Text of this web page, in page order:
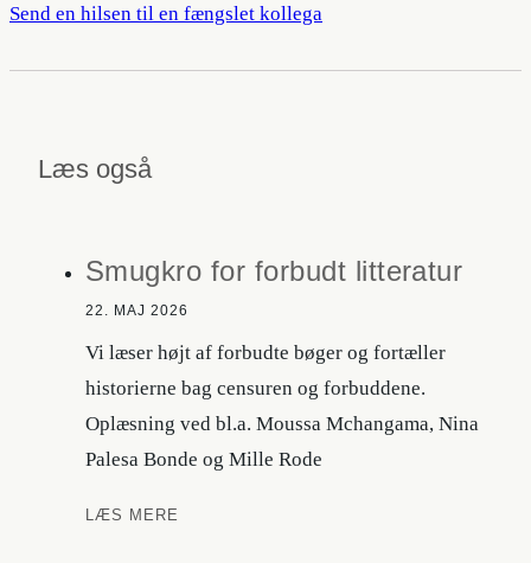
Send en hilsen til en fængslet kollega
Læs også
Smugkro for forbudt litteratur
22. MAJ 2026
Vi læser højt af forbudte bøger og fortæller
historierne bag censuren og forbuddene.
Oplæsning ved bl.a. Moussa Mchangama, Nina
Palesa Bonde og Mille Rode
LÆS MERE